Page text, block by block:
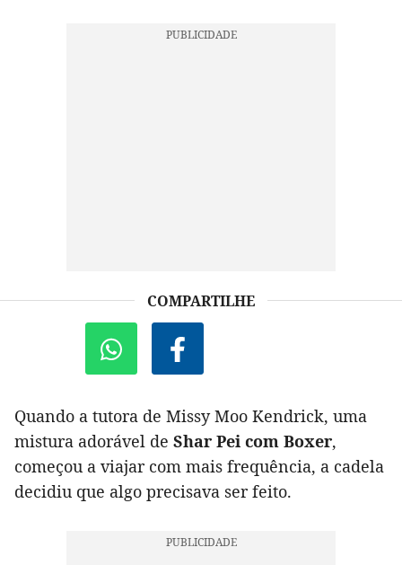
COMPARTILHE
Quando a tutora de Missy Moo Kendrick, uma
mistura adorável de Shar Pei com Boxer,
começou a viajar com mais frequência, a cadela
decidiu que algo precisava ser feito.